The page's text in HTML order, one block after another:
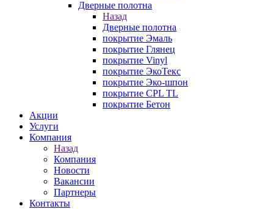
Дверные полотна
Назад
Дверные полотна
покрытие Эмаль
покрытие Глянец
покрытие Vinyl
покрытие ЭкоТекс
покрытие Эко-шпон
покрытие CPL TL
покрытие Бетон
Акции
Услуги
Компания
Назад
Компания
Новости
Вакансии
Партнеры
Контакты